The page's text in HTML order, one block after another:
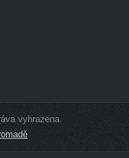
vyhrazena.